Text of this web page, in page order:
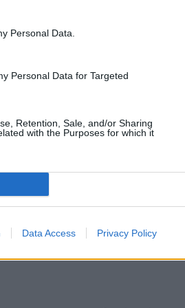
Personal Data.
Personal Data for Targeted
Retention, Sale, and/or Sharing
with the Purposes for which it
Data Access Privacy Policy
cidadesque respiram história e
das pesquisas
contos antigos,
Alentejo, aninhada entre
que se revelou odestino
. A procura por experiências
esta tendência,